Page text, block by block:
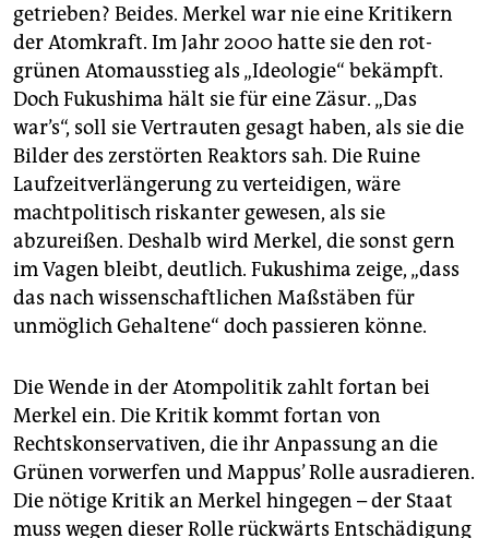
getrieben? Beides. Merkel war nie eine Kritikern
der Atomkraft. Im Jahr 2000 hatte sie den rot-
grünen Atomausstieg als „Ideologie“ bekämpft.
Doch Fukushima hält sie für eine Zäsur. „Das
war’s“, soll sie Vertrauten gesagt haben, als sie die
Bilder des zerstörten Reaktors sah. Die Ruine
Laufzeitverlängerung zu verteidigen, wäre
machtpolitisch riskanter gewesen, als sie
abzureißen. Deshalb wird Merkel, die sonst gern
im Vagen bleibt, deutlich. Fukushima zeige, „dass
das nach wissenschaftlichen Maßstäben für
unmöglich Gehaltene“ doch passieren könne.
Die Wende in der Atompolitik zahlt fortan bei
Merkel ein. Die Kritik kommt fortan von
Rechtskonservativen, die ihr Anpassung an die
Grünen vorwerfen und Mappus’ Rolle ausradieren.
Die nötige Kritik an Merkel hingegen – der Staat
muss wegen dieser Rolle rückwärts Entschädigung